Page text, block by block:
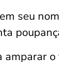
seu
amparar